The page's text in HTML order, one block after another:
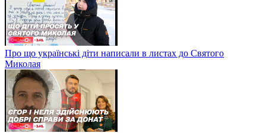
Про що українські діти написали в листах до Святого
Миколая